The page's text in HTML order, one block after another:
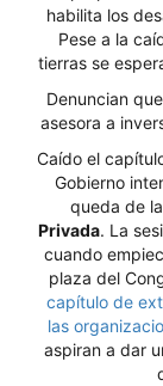
habilita los
Pese a la
tierras se
Denuncian
asesora a
Caído el
Gobierno
queda de la
Privada. La
cuando
plaza del
capítulo de
las
aspiran a dar